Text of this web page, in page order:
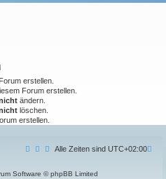
erstellen.
Forum erstellen.
ändern.
löschen.
erstellen.
Alle Zeiten sind UTC+02:00
Software © phpBB Limited